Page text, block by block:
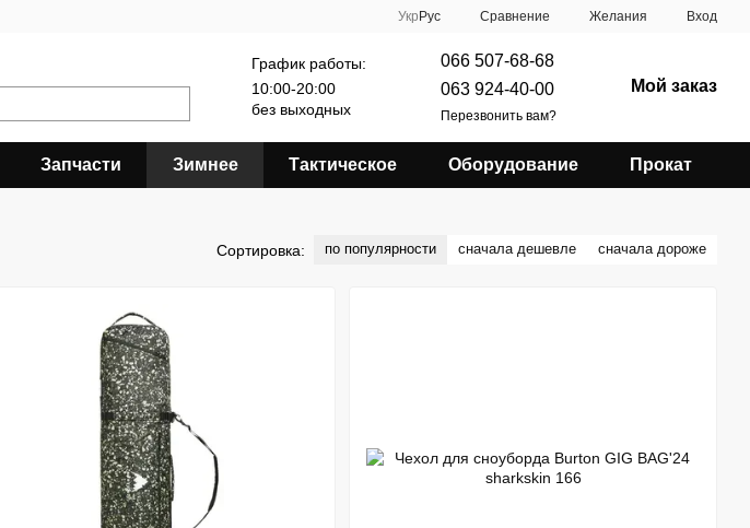
Укр Рус Сравнение Желания Вход
График работы:
10:00-20:00
без выходных
066 507-68-68
063 924-40-00
Перезвонить вам?
Мой заказ
Запчасти Зимнее Тактическое Оборудование Прокат
Сортировка: по популярности сначала дешевле сначала дороже